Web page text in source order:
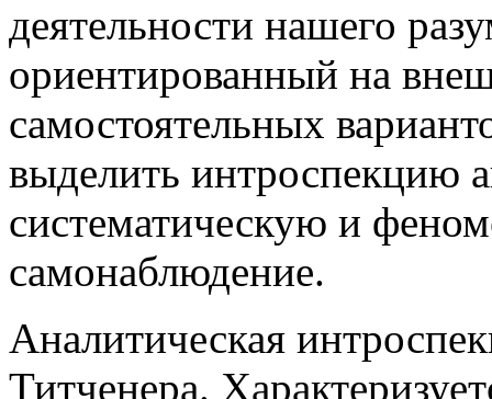
деятельности нашего
ориентированный на
самостоятельных
выделить интроспекцию
систематическую и
самонаблюдение.
Аналитическая
Титченера.